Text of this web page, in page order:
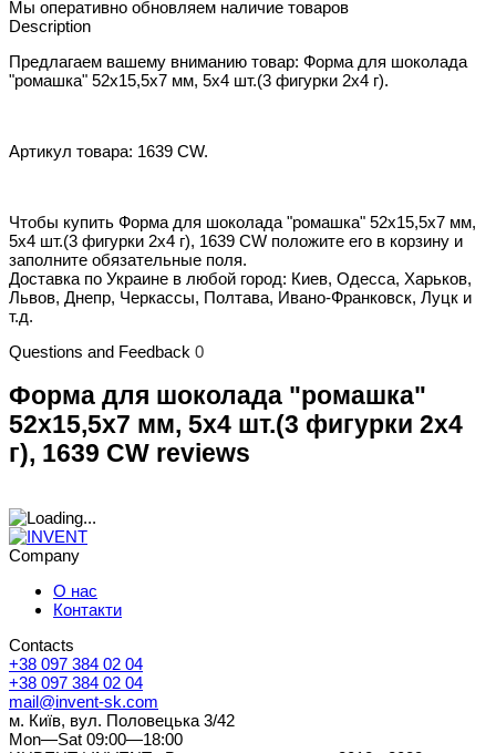
Мы оперативно обновляем наличие товаров
Description
Предлагаем вашему вниманию товар: Форма для шоколада
"ромашка" 52x15,5x7 мм, 5х4 шт.(3 фигурки 2х4 г).
Артикул товара: 1639 CW.
Чтобы купить Форма для шоколада "ромашка" 52x15,5x7 мм,
5х4 шт.(3 фигурки 2х4 г), 1639 CW положите его в корзину и
заполните обязательные поля.
Доставка по Украине в любой город: Киев, Одесса, Харьков,
Львов, Днепр, Черкассы, Полтава, Ивано-Франковск, Луцк и
т.д.
Questions and Feedback 0
Форма для шоколада "ромашка"
52x15,5x7 мм, 5х4 шт.(3 фигурки 2х4
г), 1639 CW reviews
Company
О нас
Контакти
Contacts
+38 097 384 02 04
+38 097 384 02 04
mail@invent-sk.com
м. Київ, вул. Половецька 3/42
Mon—Sat 09:00—18:00